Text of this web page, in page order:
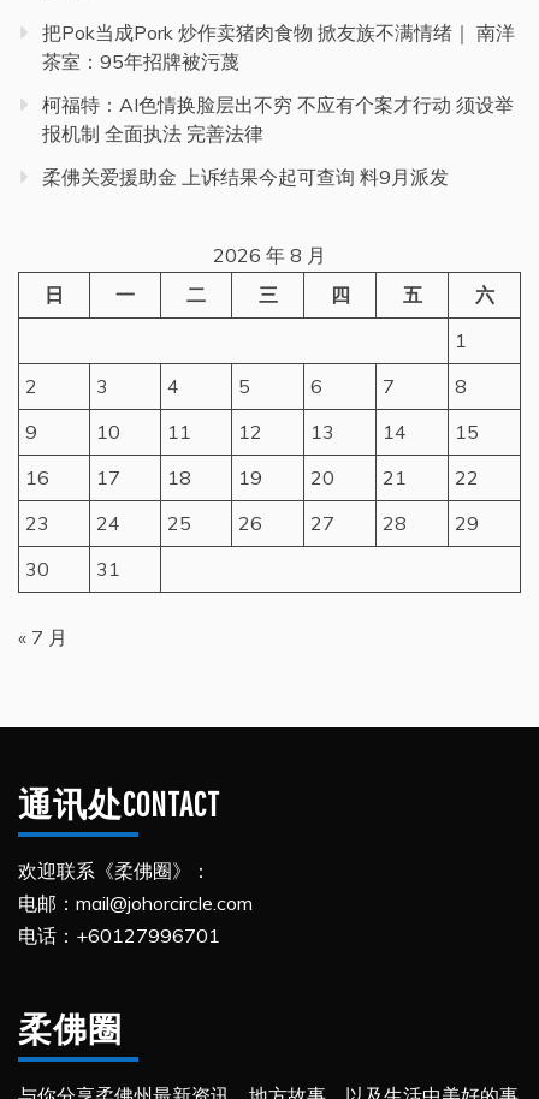
把Pok当成Pork 炒作卖猪肉食物 掀友族不满情绪｜ 南洋
茶室：95年招牌被污蔑
柯福特：AI色情换脸层出不穷 不应有个案才行动 须设举
报机制 全面执法 完善法律
柔佛关爱援助金 上诉结果今起可查询 料9月派发
2026 年 8 月
日
一 二 三 四 五
六
1
2
3 4 5 6 7
8
9
10 11 12 13 14
15
16
17 18 19 20 21
22
23
24 25 26 27 28
29
30
31
« 7 月
通讯处CONTACT
欢迎联系《柔佛圈》：
电邮：mail@johorcircle.com
电话：+60127996701
柔佛圈